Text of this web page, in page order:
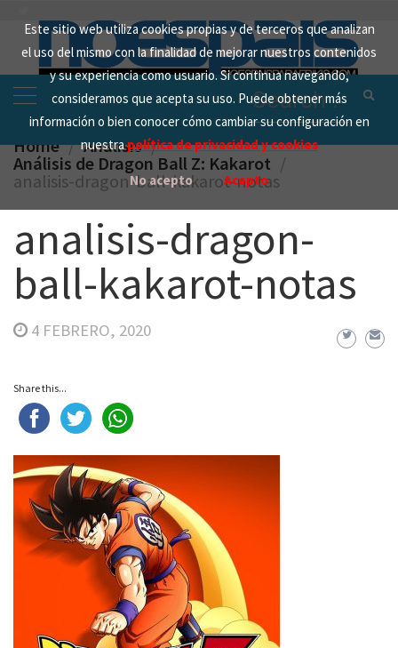
Este sitio web utiliza cookies propias y de terceros que analizan
el uso del mismo con la finalidad de mejorar nuestros contenidos
y su experiencia como usuario. Si continua navegando,
consideramos que acepta su uso. Puede obtener más
información o bien conocer cómo cambiar su configuración en
nuestrapolítica de privacidad y cookies
No acepto Acepto
content
Search
for:
Home Analisis
Análisis de Dragon Ball Z: Kakarot
analisis-dragon-ball-kakarot-notas
analisis-dragon-
ball-kakarot-notas
4 FEBRERO, 2020
Share this...